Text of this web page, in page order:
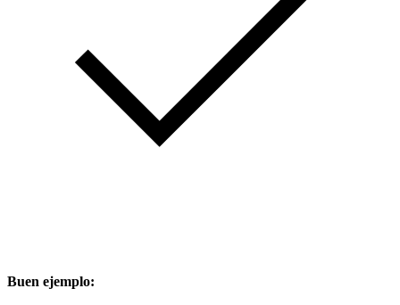
Buen ejemplo: